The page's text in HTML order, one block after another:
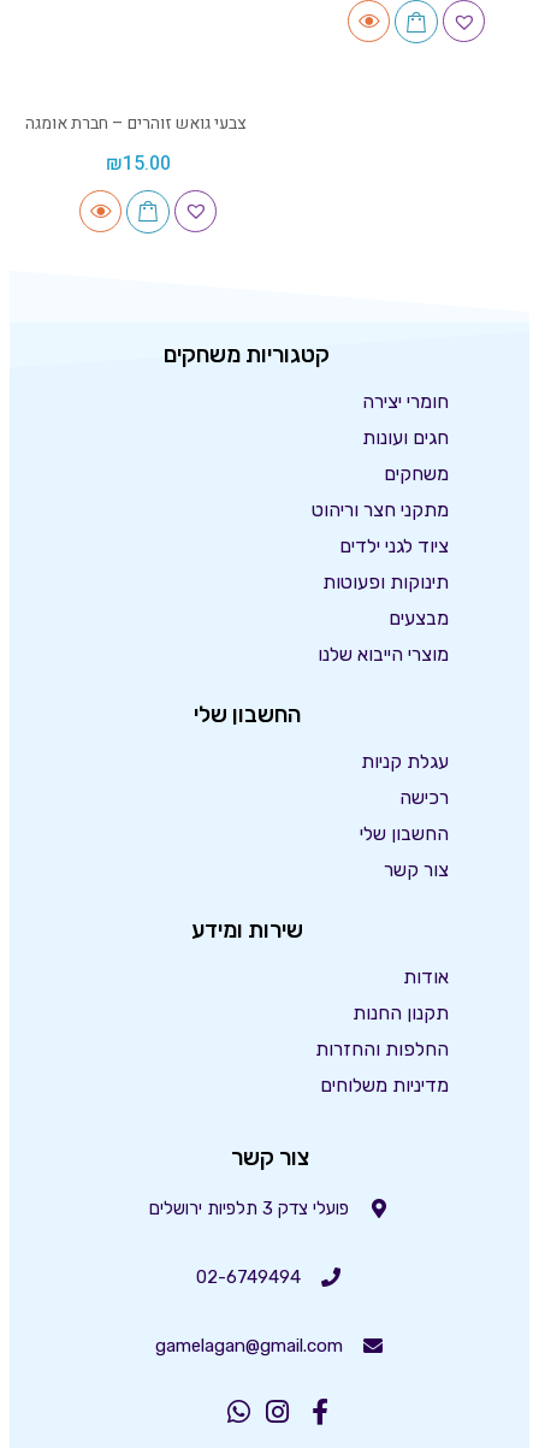
צבעי גואש זוהרים – חברת אומגה
₪15.00
קטגוריות משחקים
חומרי יצירה
חגים ועונות
משחקים
מתקני חצר וריהוט
ציוד לגני ילדים
תינוקות ופעוטות
מבצעים
מוצרי הייבוא שלנו
החשבון שלי
עגלת קניות
רכישה
החשבון שלי
צור קשר
שירות ומידע
אודות
תקנון החנות
החלפות והחזרות
מדיניות משלוחים
צור קשר
פועלי צדק 3 תלפיות ירושלים
02-6749494
gamelagan@gmail.com